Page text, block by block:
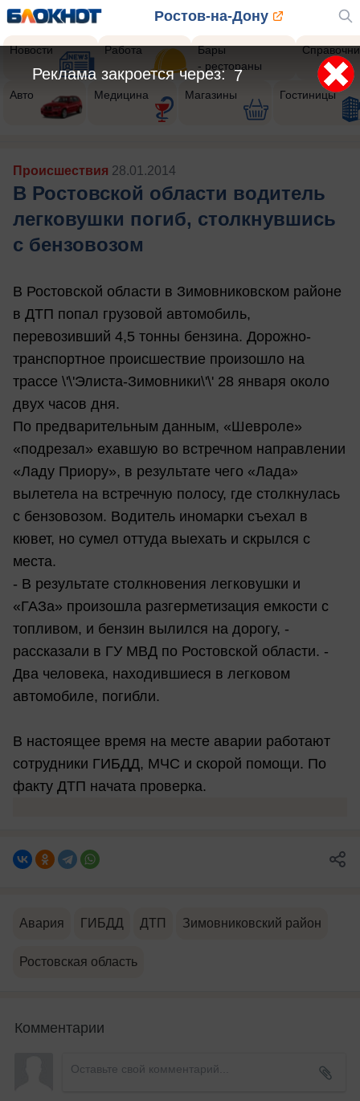
Ростов-на-Дону
Новости Работа
Бары
- рестораны
Авто Медицина Магазины Гостиницы
Происшествия 28.01.2014
В Ростовской области водитель
легковушки погиб, столкнувшись
с бензовозом
В Ростовской области в Зимовниковском районе
в ДТП попал грузовой автомобиль,
перевозивший 4,5 тонны бензина. Дорожно-
транспортное происшествие произошло на
трассе \'\'Элиста-Зимовники\'\' 28 января около
двух часов дня.
По предварительным данным, «Шевроле»
«подрезал» ехавшую во встречном направлении
«Ладу Приору», в результате чего «Лада»
вылетела на встречную полосу, где столкнулась
с бензовозом. Водитель иномарки съехал в
кювет, но сумел оттуда выехать и скрылся с
места.
- В результате столкновения легковушки и
«ГАЗа» произошла разгерметизация емкости с
топливом, и бензин вылился на дорогу, -
рассказали в ГУ МВД по Ростовской области. -
Два человека, находившиеся в легковом
автомобиле, погибли.
В настоящее время на месте аварии работают
сотрудники ГИБДД, МЧС и скорой помощи. По
факту ДТП начата проверка.
Авария ГИБДД ДТП Зимовниковский район
Ростовская область
Комментарии
5
Реклама закроется через: